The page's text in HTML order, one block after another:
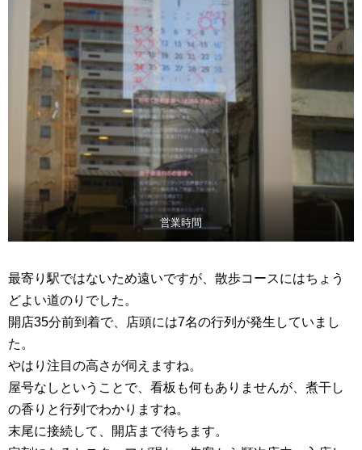
営業時間
最寄り駅ではないため遠いですが、散歩コースにはちょう
どよい道のりでした。
開店35分前到着で、店頭には7名の行列が発生していまし
た。
やはり注目の高さが伺えますね。
屋号なしということで、看板も何もありませんが、煮干し
の香りと行列でわかりますね。
末尾に接続して、開店まで待ちます。